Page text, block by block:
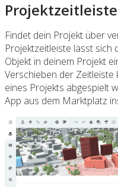
Projektzeitleiste
Findet dein Projekt über
Projektzeitleiste lässt sich
Objekt in deinem Projekt
Verschieben der
eines Projekts abgespielt
App aus dem Marktplatz